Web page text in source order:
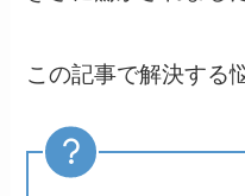
この記事で解決する